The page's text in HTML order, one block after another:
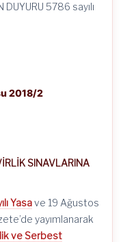
5786 sayılı
2018/2
SINAVLARINA
Yasave 19 Ağustos
yayımlanarak
ve Serbest